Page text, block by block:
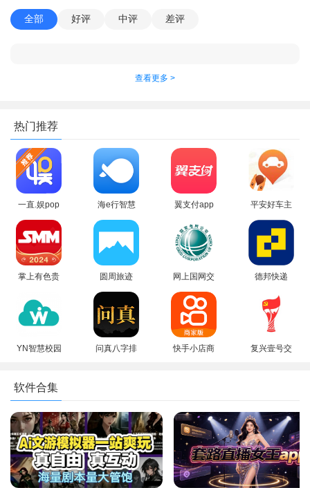
进入添加页面后，根据需求按要求填写相关信息，并设置相
关信息；
全部 好评 中评 差评
查看更多 >
热门推荐
一直.娱pop
下载最新版
本(YZY)
海e行智慧
版app下载
官方最新版
翼支付app
新版本
平安好车主
app下载手
掌上有色贵
app2026最
新版
圆周旅迹
APP2026最
新版本下载
网上国网交
电费app安
卓最新版
德邦快递
载最新版本
YN智慧校园
问真八字排
快手小店商
复兴壹号交
软件合集